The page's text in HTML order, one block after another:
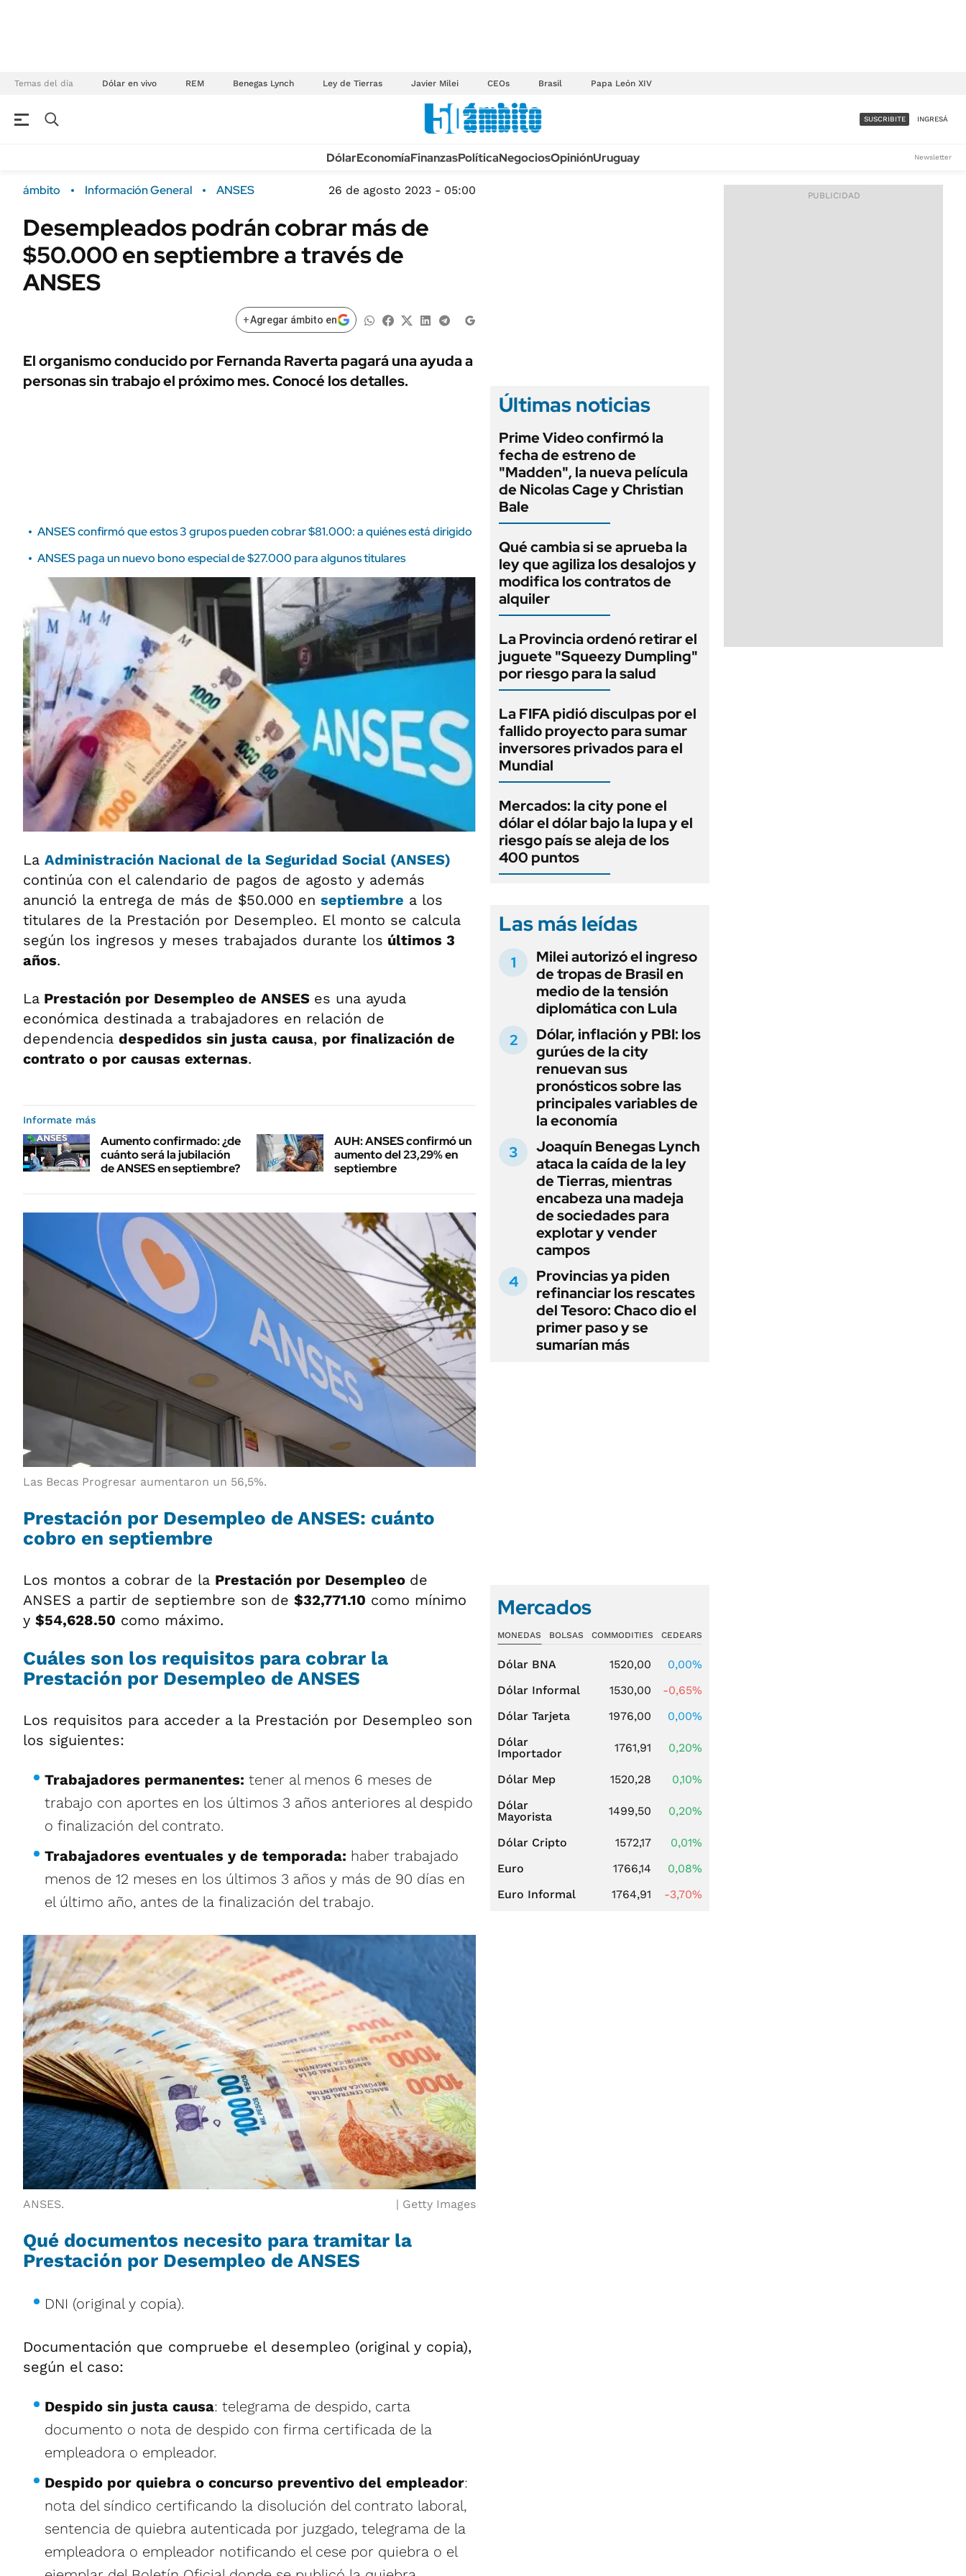
Temas del día Dólar en vivo REM Benegas Lynch Ley de Tierras Javier Milei CEOs Brasil Papa León XIV
Campo
FINANZAS
Dólar
Sustentabilidad
Seguros
URUGUAY
TECNOLOGÍA
MÉXICO
MUNDO
INFORMACIÓN GENERAL
AUTOS
ACCESO FULL - $1.800/MES
SUSCRIBITE INGRESÁ
DólarEconomíaFinanzasPolíticaNegociosOpiniónUruguay Newsletter
ámbito Información General ANSES 26 de agosto 2023 - 05:00
Desempleados podrán cobrar más de
$50.000 en septiembre a través de
ANSES
+Agregar ámbito en
El organismo conducido por Fernanda Raverta pagará una ayuda a
personas sin trabajo el próximo mes. Conocé los detalles.
ANSES confirmó que estos 3 grupos pueden cobrar $81.000: a quiénes está dirigido
ANSES paga un nuevo bono especial de $27.000 para algunos titulares
La Administración Nacional de la Seguridad Social (ANSES)
continúa con el calendario de pagos de agosto y además
anunció la entrega de más de $50.000 en septiembre a los
titulares de la Prestación por Desempleo. El monto se calcula
según los ingresos y meses trabajados durante los últimos 3
años.
La Prestación por Desempleo de ANSES es una ayuda
económica destinada a trabajadores en relación de
dependencia despedidos sin justa causa, por finalización de
contrato o por causas externas.
Informate más
Aumento confirmado: ¿de
cuánto será la jubilación
de ANSES en septiembre?
AUH: ANSES confirmó un
aumento del 23,29% en
septiembre
Las Becas Progresar aumentaron un 56,5%.
Prestación por Desempleo de ANSES: cuánto
cobro en septiembre
Los montos a cobrar de la Prestación por Desempleo de
ANSES a partir de septiembre son de $32,771.10 como mínimo
y $54,628.50 como máximo.
Cuáles son los requisitos para cobrar la
Prestación por Desempleo de ANSES
Los requisitos para acceder a la Prestación por Desempleo son
los siguientes:
Trabajadores permanentes: tener al menos 6 meses de
trabajo con aportes en los últimos 3 años anteriores al despido
o finalización del contrato.
Trabajadores eventuales y de temporada: haber trabajado
menos de 12 meses en los últimos 3 años y más de 90 días en
el último año, antes de la finalización del trabajo.
ANSES. Getty Images
Qué documentos necesito para tramitar la
Prestación por Desempleo de ANSES
DNI (original y copia).
Documentación que compruebe el desempleo (original y copia),
según el caso:
Despido sin justa causa: telegrama de despido, carta
documento o nota de despido con firma certificada de la
empleadora o empleador.
Despido por quiebra o concurso preventivo del empleador:
nota del síndico certificando la disolución del contrato laboral,
sentencia de quiebra autenticada por juzgado, telegrama de la
empleadora o empleador notificando el cese por quiebra o el
Últimas noticias
Prime Video confirmó la
fecha de estreno de
"Madden", la nueva película
de Nicolas Cage y Christian
Bale
Qué cambia si se aprueba la
ley que agiliza los desalojos y
modifica los contratos de
alquiler
La Provincia ordenó retirar el
juguete "Squeezy Dumpling"
por riesgo para la salud
La FIFA pidió disculpas por el
fallido proyecto para sumar
inversores privados para el
Mundial
Mercados: la city pone el
dólar el dólar bajo la lupa y el
riesgo país se aleja de los
400 puntos
Las más leídas
Milei autorizó el ingreso
de tropas de Brasil en
medio de la tensión
diplomática con Lula
Dólar, inflación y PBI: los
gurúes de la city
renuevan sus
pronósticos sobre las
principales variables de
la economía
Joaquín Benegas Lynch
ataca la caída de la ley
de Tierras, mientras
encabeza una madeja
de sociedades para
explotar y vender
campos
Provincias ya piden
refinanciar los rescates
del Tesoro: Chaco dio el
primer paso y se
sumarían más
Mercados
MONEDAS BOLSAS COMMODITIES CEDEARS
Dólar BNA 1520,00
0,00%
Dólar Informal
1530,00
-0,65%
Dólar Tarjeta
1976,00
0,00%
Dólar
Importador
1761,91 0,20%
Dólar Mep 1520,28
0,10%
Dólar
Mayorista
1499,50 0,20%
Dólar Cripto 1572,17
0,01%
Euro
1766,14
0,08%
Euro Informal
1764,91 -3,70%